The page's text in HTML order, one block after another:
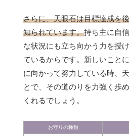
さらに、天眼石は目標達成を
知られています。持ち主に自
な状況にも立ち向かう力を授
ているからです。新しいこと
に向かって努力している時、
とで、その道のりを力強く歩
くれるでしょう。
お守りの種類